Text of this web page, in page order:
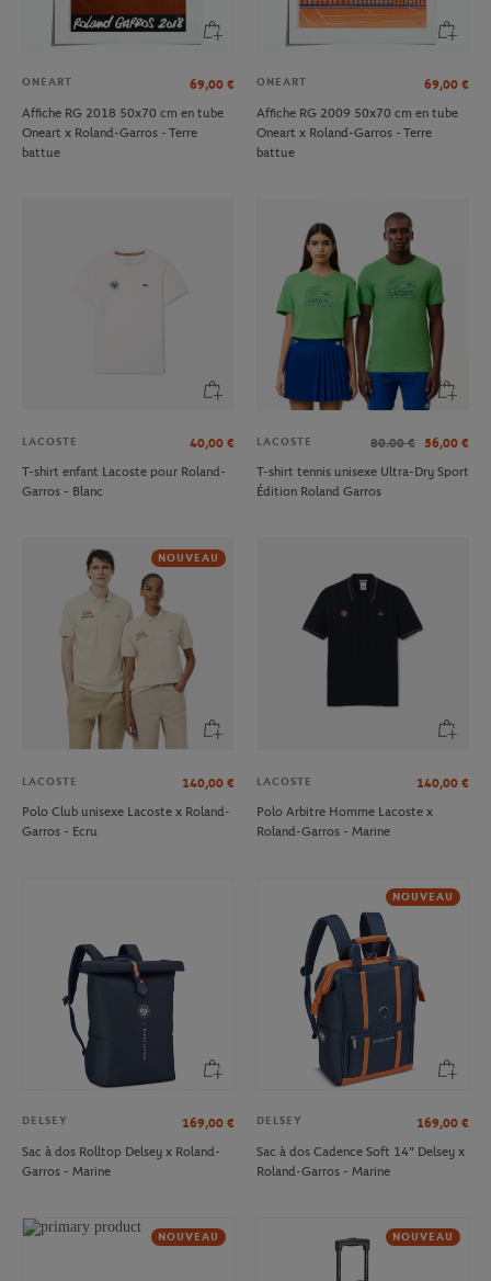
ONEART 69,00 €
Affiche RG 2018 50x70 cm en tube
Oneart x Roland-Garros - Terre
battue
ONEART 69,00 €
Affiche RG 2009 50x70 cm en tube
Oneart x Roland-Garros - Terre
battue
LACOSTE 40,00 €
T-shirt enfant Lacoste pour Roland-
Garros - Blanc
LACOSTE 80.00 € 56,00 €
T-shirt tennis unisexe Ultra-Dry Sport
Édition Roland Garros
NOUVEAU
LACOSTE 140,00 €
Polo Club unisexe Lacoste x Roland-
Garros - Ecru
LACOSTE 140,00 €
Polo Arbitre Homme Lacoste x
Roland-Garros - Marine
DELSEY 169,00 €
Sac à dos Rolltop Delsey x Roland-
Garros - Marine
NOUVEAU
DELSEY 169,00 €
Sac à dos Cadence Soft 14" Delsey x
Roland-Garros - Marine
NOUVEAU NOUVEAU